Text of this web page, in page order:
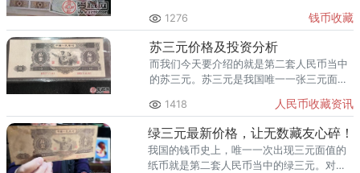
大炮筒。包括有1角、2角、5角、1元、2
元、5元和10元等7种面值。
1276 钱币收藏
苏三元价格及投资分析
而我们今天要介绍的就是第二套人民币当中
的苏三元。苏三元是我国唯一一张三元面值
易见。
1418 人民币收藏资讯
绿三元最新价格，让无数藏友心碎！
我国的钱币史上，唯一一次出现三元面值的
纸币就是第二套人民币当中的绿三元。对于